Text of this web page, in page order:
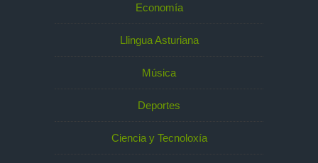
Economía
Llingua Asturiana
Música
Deportes
Ciencia y Tecnoloxía